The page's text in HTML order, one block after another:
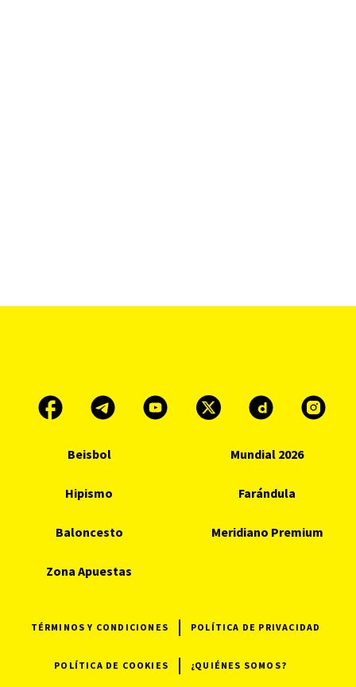
Beisbol Mundial 2026
Hipismo Farándula
Baloncesto Meridiano Premium
Zona Apuestas
TÉRMINOS Y CONDICIONES POLÍTICA DE PRIVACIDAD
POLÍTICA DE COOKIES ¿QUIÉNES SOMOS?